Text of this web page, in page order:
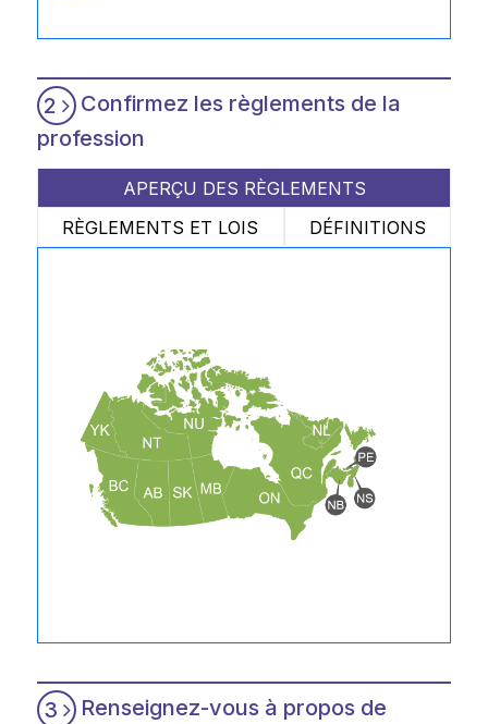
2
Confirmez les règlements de la
profession
APERÇU DES RÈGLEMENTS
RÈGLEMENTS ET LOIS
DÉFINITIONS
3
Renseignez-vous à propos de